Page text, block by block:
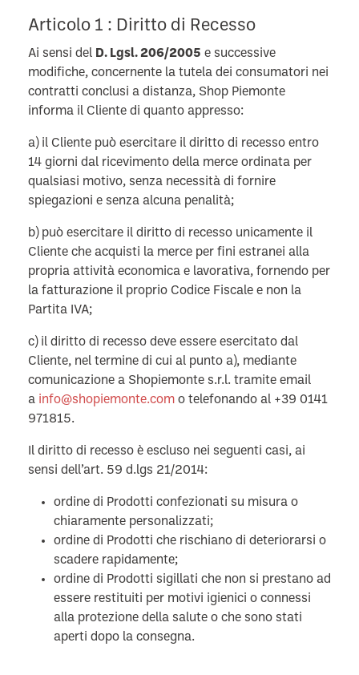
Articolo 1 : Diritto di Recesso
Ai sensi del D. Lgsl. 206/2005 e successive
modifiche, concernente la tutela dei consumatori nei
contratti conclusi a distanza, Shop Piemonte
informa il Cliente di quanto appresso:
a) il Cliente può esercitare il diritto di recesso entro
14 giorni dal ricevimento della merce ordinata per
qualsiasi motivo, senza necessità di fornire
spiegazioni e senza alcuna penalità;
b) può esercitare il diritto di recesso unicamente il
Cliente che acquisti la merce per fini estranei alla
propria attività economica e lavorativa, fornendo per
la fatturazione il proprio Codice Fiscale e non la
Partita IVA;
c) il diritto di recesso deve essere esercitato dal
Cliente, nel termine di cui al punto a), mediante
comunicazione a Shopiemonte s.r.l. tramite email
a info@shopiemonte.com o telefonando al +39 0141
971815.
Il diritto di recesso è escluso nei seguenti casi, ai
sensi dell’art. 59 d.lgs 21/2014:
ordine di Prodotti confezionati su misura o
chiaramente personalizzati;
ordine di Prodotti che rischiano di deteriorarsi o
scadere rapidamente;
ordine di Prodotti sigillati che non si prestano ad
essere restituiti per motivi igienici o connessi
alla protezione della salute o che sono stati
aperti dopo la consegna.